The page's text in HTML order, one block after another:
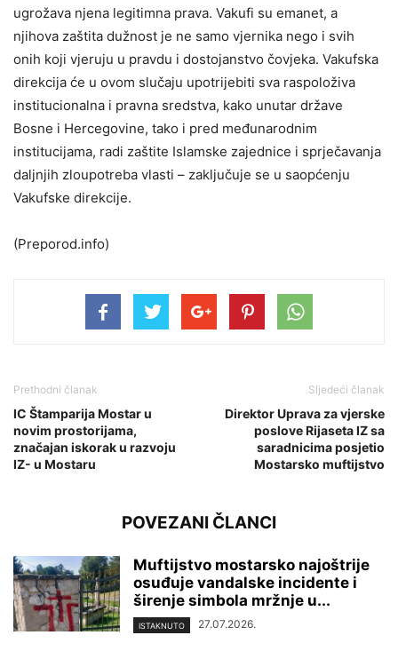
ugrožava njena legitimna prava. Vakufi su emanet, a
njihova zaštita dužnost je ne samo vjernika nego i svih
onih koji vjeruju u pravdu i dostojanstvo čovjeka. Vakufska
direkcija će u ovom slučaju upotrijebiti sva raspoloživa
institucionalna i pravna sredstva, kako unutar države
Bosne i Hercegovine, tako i pred međunarodnim
institucijama, radi zaštite Islamske zajednice i sprječavanja
daljnjih zloupotreba vlasti – zaključuje se u saopćenju
Vakufske direkcije.
(Preporod.info)
Prethodni članak
IC Štamparija Mostar u
novim prostorijama,
značajan iskorak u razvoju
IZ- u Mostaru
Sljedeći članak
Direktor Uprava za vjerske
poslove Rijaseta IZ sa
saradnicima posjetio
Mostarsko muftijstvo
POVEZANI ČLANCI
Muftijstvo mostarsko najoštrije
osuđuje vandalske incidente i
širenje simbola mržnje u...
ISTAKNUTO 27.07.2026.